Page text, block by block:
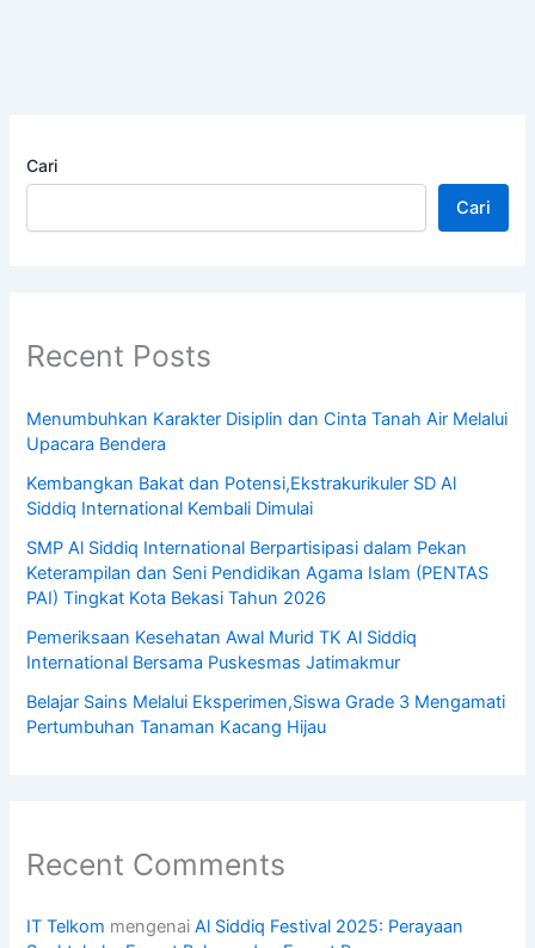
Cari
Cari
Recent Posts
Menumbuhkan Karakter Disiplin dan Cinta Tanah Air Melalui
Upacara Bendera
Kembangkan Bakat dan Potensi,Ekstrakurikuler SD Al
Siddiq International Kembali Dimulai
SMP Al Siddiq International Berpartisipasi dalam Pekan
Keterampilan dan Seni Pendidikan Agama Islam (PENTAS
PAI) Tingkat Kota Bekasi Tahun 2026
Pemeriksaan Kesehatan Awal Murid TK Al Siddiq
International Bersama Puskesmas Jatimakmur
Belajar Sains Melalui Eksperimen,Siswa Grade 3 Mengamati
Pertumbuhan Tanaman Kacang Hijau
Recent Comments
IT Telkom mengenaiAl Siddiq Festival 2025: Perayaan